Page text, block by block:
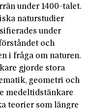
under 1400-talet.
naturstudier
under
och
i fråga om naturen.
gjorde stora
geometri och
medeltidstänkare
teorier som längre